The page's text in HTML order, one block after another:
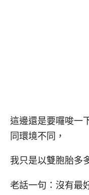
這邊還是要囉唆一
同環境不同，
我只是以雙胞胎多
老話一句：沒有最